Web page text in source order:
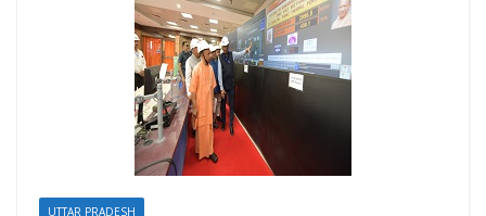
UTTAR PRADESH